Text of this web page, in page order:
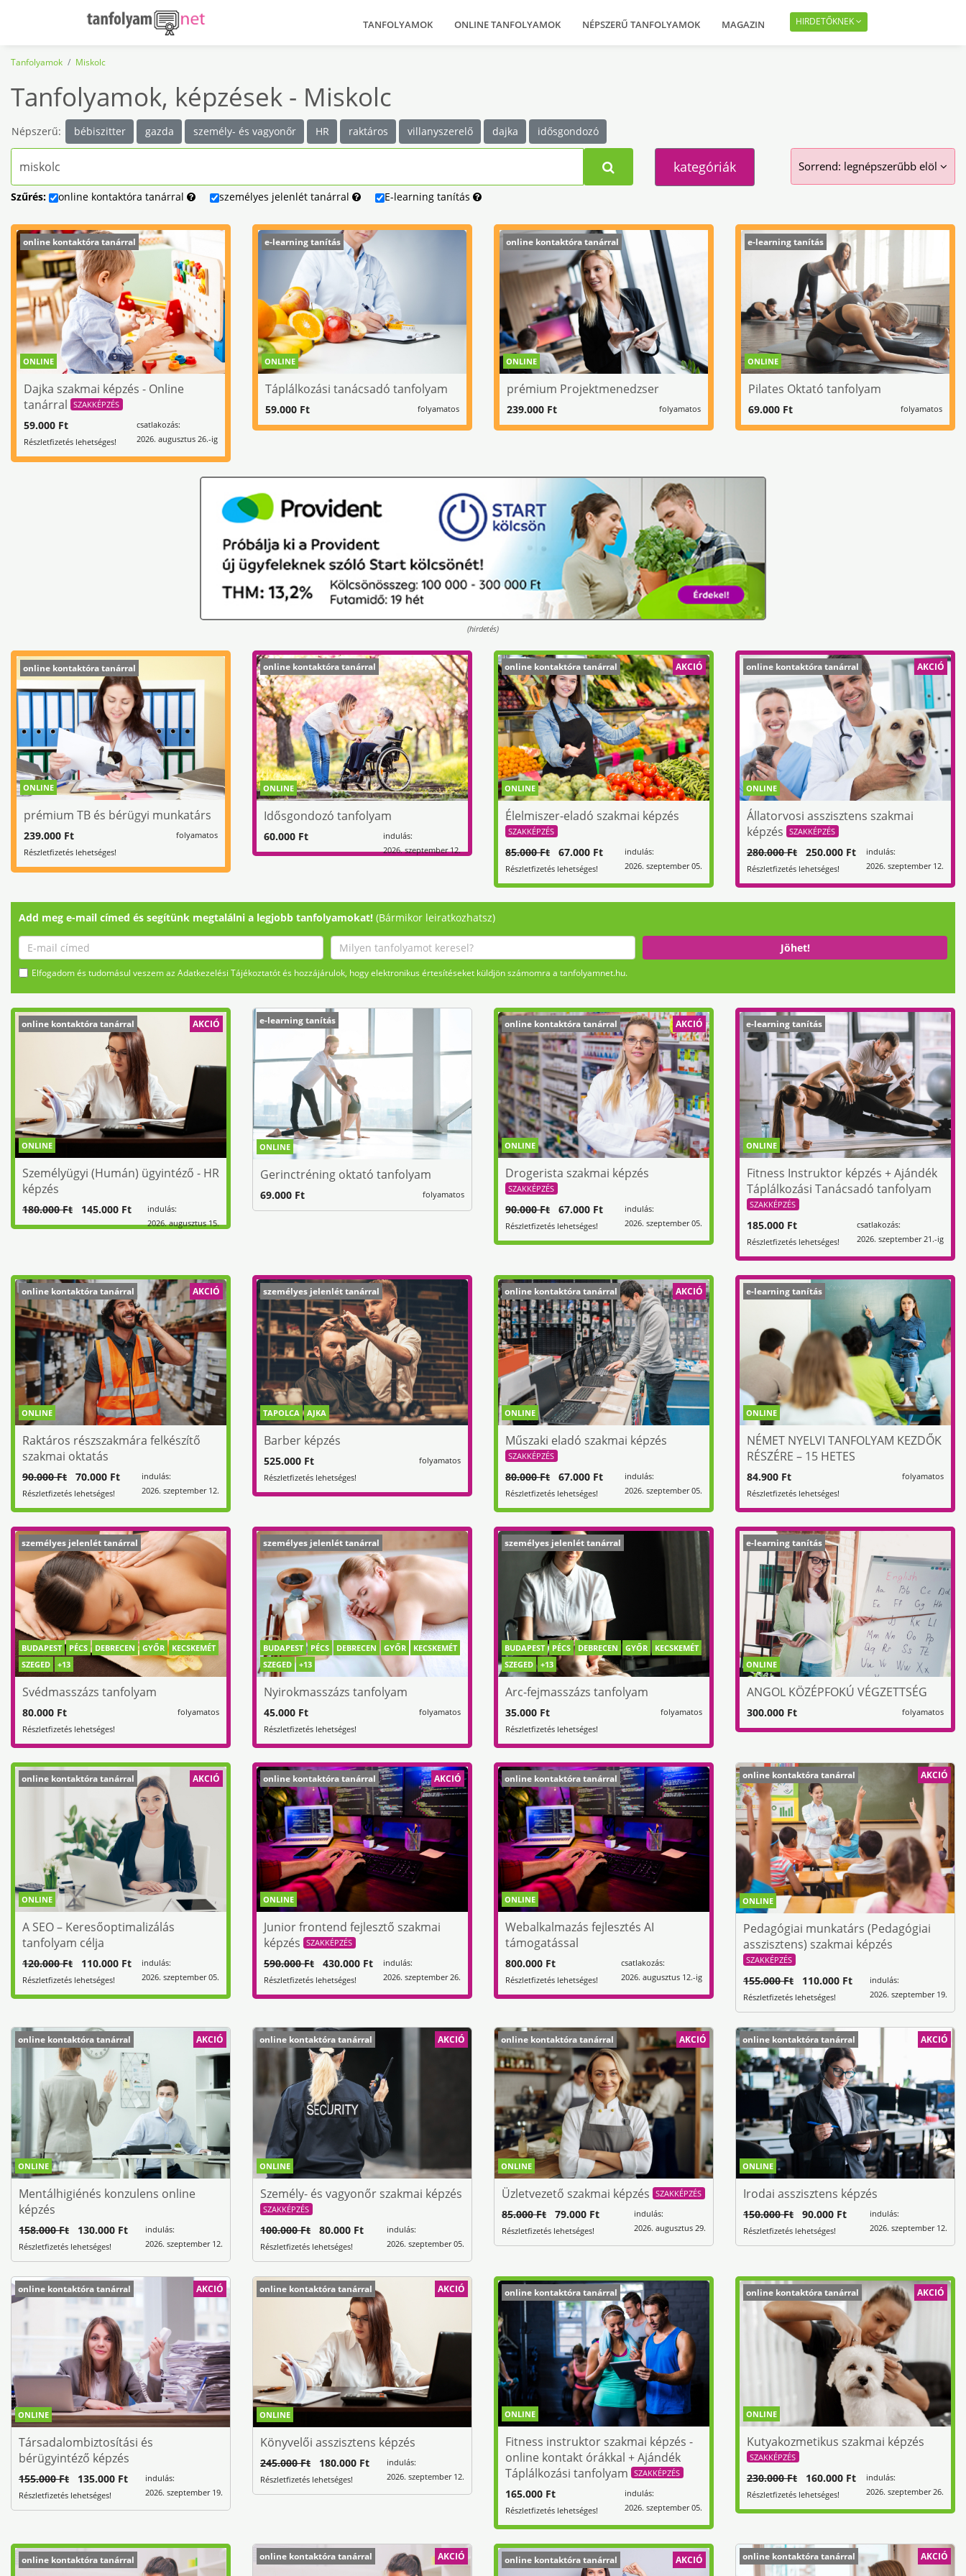
TANFOLYAMOK ONLINE TANFOLYAMOK NÉPSZERŰ TANFOLYAMOK MAGAZIN HIRDETŐKNEK
Tanfolyamok Miskolc
Tanfolyamok, képzések - Miskolc
Népszerű: bébiszitter gazda személy- és vagyonőr HR raktáros villanyszerelő dajka idősgondozó
Szűrés: online kontaktóra tanárral személyes jelenlét tanárral E-learning tanítás
kategóriák Sorrend: legnépszerűbb elöl
ONLINE
online kontaktóra tanárral
Dajka szakmai képzés - Online
tanárral
SZAKKÉPZÉS
csatlakozás:
2026. augusztus 26.-ig
59.000 Ft
Részletfizetés lehetséges!
ONLINE
e-learning tanítás
Táplálkozási tanácsadó tanfolyam
folyamatos
59.000 Ft
ONLINE
online kontaktóra tanárral
prémium Projektmenedzser
folyamatos
239.000 Ft
ONLINE
e-learning tanítás
Pilates Oktató tanfolyam
folyamatos
69.000 Ft
(hirdetés)
ONLINE
online kontaktóra tanárral
prémium TB és bérügyi munkatárs
folyamatos
239.000 Ft
Részletfizetés lehetséges!
ONLINE
online kontaktóra tanárral
Idősgondozó tanfolyam
indulás:
2026. szeptember 12.
60.000 Ft
ONLINE
online kontaktóra tanárral AKCIÓ
Élelmiszer-eladó szakmai képzés
SZAKKÉPZÉS
indulás:
2026. szeptember 05.
85.000 Ft 67.000 Ft
Részletfizetés lehetséges!
ONLINE
online kontaktóra tanárral AKCIÓ
Állatorvosi asszisztens szakmai
képzés
SZAKKÉPZÉS
indulás:
2026. szeptember 12.
280.000 Ft 250.000 Ft
Részletfizetés lehetséges!
Add meg e-mail címed és segítünk megtalálni a legjobb tanfolyamokat! (Bármikor leiratkozhatsz)
Jöhet!
Elfogadom és tudomásul veszem az Adatkezelési Tájékoztatót és hozzájárulok, hogy elektronikus értesítéseket küldjön számomra a tanfolyamnet.hu.
ONLINE
online kontaktóra tanárral AKCIÓ
Személyügyi (Humán) ügyintéző - HR
képzés
indulás:
2026. augusztus 15.
180.000 Ft 145.000 Ft
ONLINE
e-learning tanítás
Gerinctréning oktató tanfolyam
folyamatos
69.000 Ft
ONLINE
online kontaktóra tanárral AKCIÓ
Drogerista szakmai képzés
SZAKKÉPZÉS
indulás:
2026. szeptember 05.
90.000 Ft 67.000 Ft
Részletfizetés lehetséges!
ONLINE
e-learning tanítás
Fitness Instruktor képzés + Ajándék
Táplálkozási Tanácsadó tanfolyam
SZAKKÉPZÉS
csatlakozás:
2026. szeptember 21.-ig
185.000 Ft
Részletfizetés lehetséges!
ONLINE
online kontaktóra tanárral AKCIÓ
Raktáros részszakmára felkészítő
szakmai oktatás
indulás:
2026. szeptember 12.
90.000 Ft 70.000 Ft
Részletfizetés lehetséges!
TAPOLCA AJKA
személyes jelenlét tanárral
Barber képzés
folyamatos
525.000 Ft
Részletfizetés lehetséges!
ONLINE
online kontaktóra tanárral AKCIÓ
Műszaki eladó szakmai képzés
SZAKKÉPZÉS
indulás:
2026. szeptember 05.
80.000 Ft 67.000 Ft
Részletfizetés lehetséges!
ONLINE
e-learning tanítás
NÉMET NYELVI TANFOLYAM KEZDŐK
RÉSZÉRE – 15 HETES
folyamatos
84.900 Ft
Részletfizetés lehetséges!
BUDAPEST PÉCS DEBRECEN GYŐR
KECSKEMÉT
SZEGED
+13
személyes jelenlét tanárral
Svédmasszázs tanfolyam
folyamatos
80.000 Ft
Részletfizetés lehetséges!
BUDAPEST PÉCS DEBRECEN GYŐR
KECSKEMÉT
SZEGED
+13
személyes jelenlét tanárral
Nyirokmasszázs tanfolyam
folyamatos
45.000 Ft
Részletfizetés lehetséges!
BUDAPEST PÉCS DEBRECEN GYŐR
KECSKEMÉT
SZEGED
+13
személyes jelenlét tanárral
Arc-fejmasszázs tanfolyam
folyamatos
35.000 Ft
Részletfizetés lehetséges!
ONLINE
e-learning tanítás
ANGOL KÖZÉPFOKÚ VÉGZETTSÉG
folyamatos
300.000 Ft
ONLINE
online kontaktóra tanárral AKCIÓ
A SEO – Keresőoptimalizálás
tanfolyam célja
indulás:
2026. szeptember 05.
120.000 Ft 110.000 Ft
Részletfizetés lehetséges!
ONLINE
online kontaktóra tanárral AKCIÓ
Junior frontend fejlesztő szakmai
képzés
SZAKKÉPZÉS
indulás:
2026. szeptember 26.
590.000 Ft 430.000 Ft
Részletfizetés lehetséges!
ONLINE
online kontaktóra tanárral
Webalkalmazás fejlesztés AI
támogatással
csatlakozás:
2026. augusztus 12.-ig
800.000 Ft
Részletfizetés lehetséges!
ONLINE
online kontaktóra tanárral AKCIÓ
Pedagógiai munkatárs (Pedagógiai
asszisztens) szakmai képzés
SZAKKÉPZÉS
indulás:
2026. szeptember 19.
155.000 Ft 110.000 Ft
Részletfizetés lehetséges!
ONLINE
online kontaktóra tanárral AKCIÓ
Mentálhigiénés konzulens online
képzés
indulás:
2026. szeptember 12.
158.000 Ft 130.000 Ft
Részletfizetés lehetséges!
ONLINE
online kontaktóra tanárral AKCIÓ
Személy- és vagyonőr szakmai képzés
SZAKKÉPZÉS
indulás:
2026. szeptember 05.
100.000 Ft 80.000 Ft
Részletfizetés lehetséges!
ONLINE
online kontaktóra tanárral AKCIÓ
Üzletvezető szakmai képzés
SZAKKÉPZÉS
indulás:
2026. augusztus 29.
85.000 Ft 79.000 Ft
Részletfizetés lehetséges!
ONLINE
online kontaktóra tanárral AKCIÓ
Irodai asszisztens képzés
indulás:
2026. szeptember 12.
150.000 Ft 90.000 Ft
Részletfizetés lehetséges!
ONLINE
online kontaktóra tanárral AKCIÓ
Társadalombiztosítási és
bérügyintéző képzés
indulás:
2026. szeptember 19.
155.000 Ft 135.000 Ft
Részletfizetés lehetséges!
ONLINE
online kontaktóra tanárral AKCIÓ
Könyvelői asszisztens képzés
indulás:
2026. szeptember 12.
245.000 Ft 180.000 Ft
Részletfizetés lehetséges!
ONLINE
online kontaktóra tanárral
Fitness instruktor szakmai képzés -
online kontakt órákkal + Ajándék
Táplálkozási tanfolyam
SZAKKÉPZÉS
indulás:
2026. szeptember 05.
165.000 Ft
Részletfizetés lehetséges!
ONLINE
online kontaktóra tanárral AKCIÓ
Kutyakozmetikus szakmai képzés
SZAKKÉPZÉS
indulás:
2026. szeptember 26.
230.000 Ft 160.000 Ft
Részletfizetés lehetséges!
online kontaktóra tanárral online kontaktóra tanárral AKCIÓ online kontaktóra tanárral AKCIÓ online kontaktóra tanárral AKCIÓ